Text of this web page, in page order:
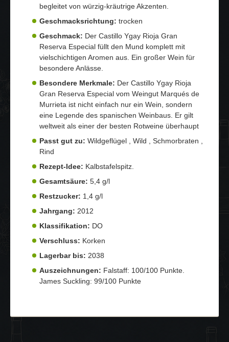
begleitet von würzig-kräutrige Akzenten.
Geschmacksrichtung: trocken
Geschmack: Der Castillo Ygay Rioja Gran
Reserva Especial füllt den Mund komplett mit
vielschichtigen Aromen aus. Ein großer Wein für
besondere Anlässe.
Besondere Merkmale: Der Castillo Ygay Rioja
Gran Reserva Especial vom Weingut Marqués de
Murrieta ist nicht einfach nur ein Wein, sondern
eine Legende des spanischen Weinbaus. Er gilt
weltweit als einer der besten Rotweine überhaupt
Passt gut zu: Wildgeflügel , Wild , Schmorbraten ,
Rind
Rezept-Idee: Kalbstafelspitz.
Gesamtsäure: 5,4 g/l
Restzucker: 1,4 g/l
Jahrgang: 2012
Klassifikation: DO
Verschluss: Korken
Lagerbar bis: 2038
Auszeichnungen: Falstaff: 100/100 Punkte.
James Suckling: 99/100 Punkte